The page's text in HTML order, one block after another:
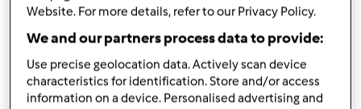
Ingredienti
Ciambella al caffè
Website. For more details, refer to our Privacy Policy.
We and our partners process data to provide:
Use precise geolocation data. Actively scan device
characteristics for identification. Store and/or access
information on a device. Personalised advertising and